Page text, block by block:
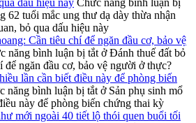
62 tuổi mắc ung thư dạ dày thừa nhận
bỏ qua dấu hiệu này
Cần tiêu chí để ngăn đầu cơ, bảo vệ
năng bình luận bị tắt ở Đánh thuế đất bỏ
để ngăn đầu cơ, bảo vệ người ở thực?
lần cần biết điều này để phòng biến
năng bình luận bị tắt ở Sản phụ sinh mổ
này để phòng biến chứng thai kỳ
mới ngoài 40 tiết lộ thói quen buổi tối